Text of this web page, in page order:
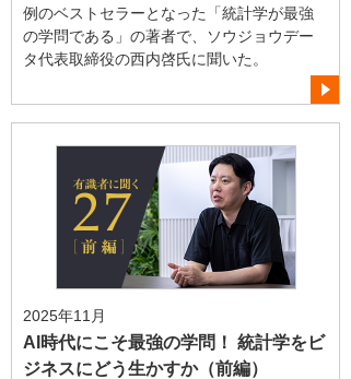
例のベストセラーとなった「統計学が最強
の学問である」の著者で、ソウジョウデー
タ代表取締役の西内啓氏に聞いた。
2025年11月
AI時代にこそ最強の学問！ 統計学をビ
ジネスにどう生かすか（前編）